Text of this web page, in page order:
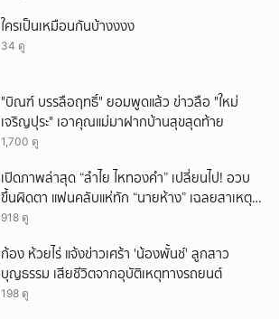
ใครเป็นเหมือนกันบ้างงงง
34 ดู
"บิณฑ์ บรรลือฤทธิ์" ยอมพูดแล้ว ข่าวลือ "ใหม่
เจริญปุระ" เอาคุณแม่มาฝากบ้านสุขสุดท้าย
1,700 ดู
เปิดภาพล่าสุด “ลำไย ไหทองคำ” เปลี่ยนไป! อวบ
ขึ้นผิดตา แฟนคลับแห่ทัก “นายห้าง” เฉลยสาเหตุ
ชัด!
918 ดู
ก้อง ห้วยไร่ แจ้งข่าวเศร้า 'น้องพั้นช์' ลูกสาว
บุญธรรม เสียชีวิตจากอุบัติเหตุทางรถยนต์
198 ดู